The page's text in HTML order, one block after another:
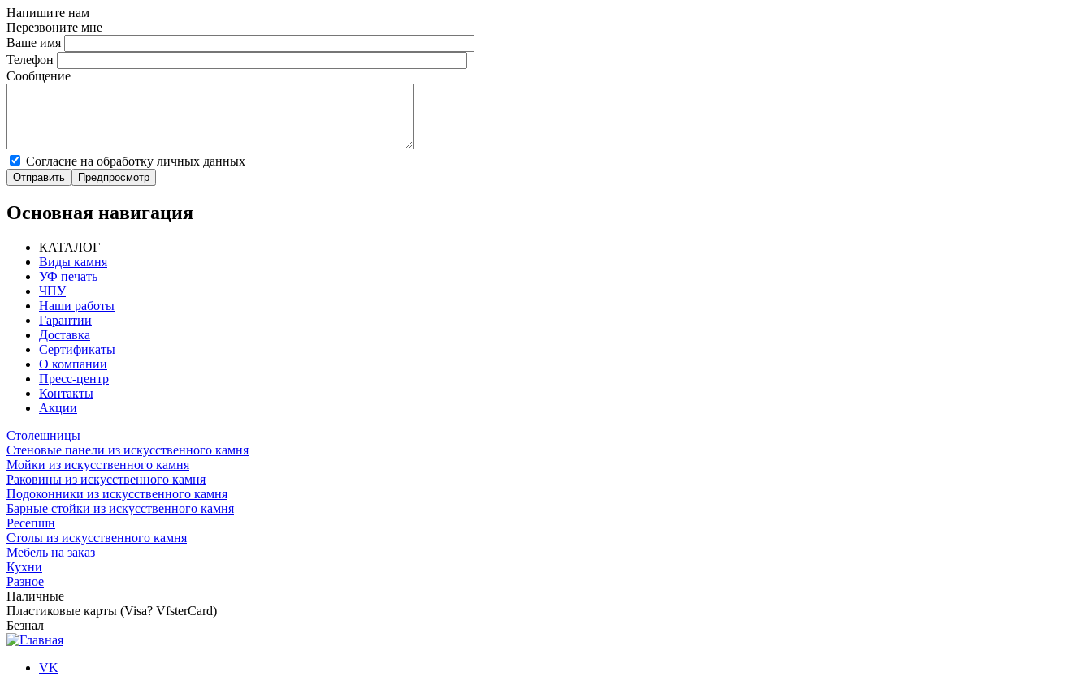
Напишите нам
Перезвоните мне
Ваше имя
Телефон
Сообщение
Согласие на обработку личных данных
Основная навигация
КАТАЛОГ
Виды камня
УФ печать
ЧПУ
Наши работы
Гарантии
Доставка
Сертификаты
О компании
Пресс-центр
Контакты
Акции
Столешницы
Стеновые панели из искусственного камня
Мойки из искусственного камня
Раковины из искусственного камня
Подоконники из искусственного камня
Барные стойки из искусственного камня
Ресепшн
Cтолы из искусственного камня
Мебель на заказ
Кухни
Разное
Наличные
Пластиковые карты (Visa? VfsterCard)
Безнал
VK